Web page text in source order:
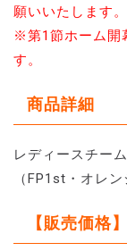
願いいたします。
※第1節ホーム開
す。
商品詳細
レディースチー
（FP1st・オレ
【販売価格】